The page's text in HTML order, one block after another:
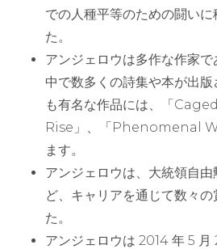
での人種平等のための闘い
た。
アンジェロウは多作な作家
中で数多くの詩集や本が出
も有名な作品には、「
Rise」、「Phenomenal
ます。
アンジェロウは、大統領自
ど、キャリアを通じて数々
た。
アンジェロウは 2014 年 5